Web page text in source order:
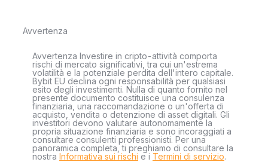
Avvertenza
Avvertenza Investire in cripto-attività comporta
rischi di mercato significativi, tra cui un'estrema
volatilità e la potenziale perdita dell'intero capitale.
Bybit EU declina ogni responsabilità per qualsiasi
esito degli investimenti. Nulla di quanto fornito nel
presente documento costituisce una consulenza
finanziaria, una raccomandazione o un'offerta di
acquisto, vendita o detenzione di asset digitali. Gli
investitori devono valutare autonomamente la
propria situazione finanziaria e sono incoraggiati a
consultare consulenti professionisti. Per una
panoramica completa, ti preghiamo di consultare la
nostra Informativa sui rischi e i Termini di servizio.